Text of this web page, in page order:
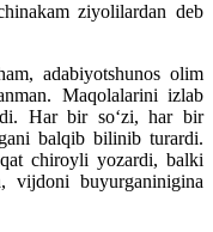
ziyolilardan deb
adabiyotshunos olim
Maqolalarini izlab
Har bir soʻzi, har bir
balqib bilinib turardi.
chiroyli yozardi, balki
vijdoni buyurganinigina